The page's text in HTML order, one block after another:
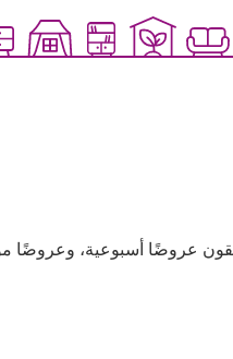
من 700,000 متسوق يتلقون عروضًا